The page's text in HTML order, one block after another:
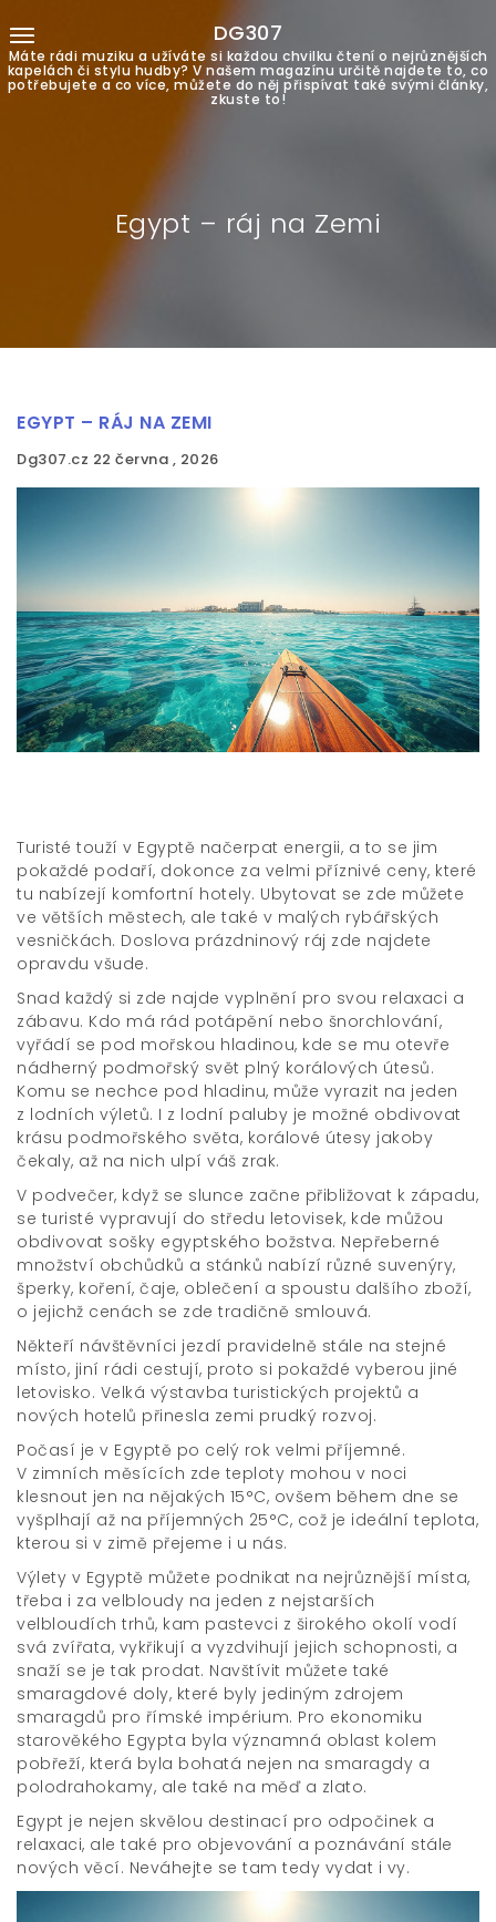
DG307
Máte rádi muziku a užíváte si každou chvilku čtení o nejrůznějších
kapelách či stylu hudby? V našem magazínu určitě najdete to, co
potřebujete a co více, můžete do něj přispívat také svými články,
zkuste to!
Egypt – ráj na Zemi
EGYPT – RÁJ NA ZEMI
Dg307.cz 22 června , 2026
Turisté touží v Egyptě načerpat energii, a to se jim
pokaždé podaří, dokonce za velmi příznivé ceny, které
tu nabízejí komfortní hotely. Ubytovat se zde můžete
ve větších městech, ale také v malých rybářských
vesničkách. Doslova prázdninový ráj zde najdete
opravdu všude.
Snad každý si zde najde vyplnění pro svou relaxaci a
zábavu. Kdo má rád potápění nebo šnorchlování,
vyřádí se pod mořskou hladinou, kde se mu otevře
nádherný podmořský svět plný korálových útesů.
Komu se nechce pod hladinu, může vyrazit na jeden
z lodních výletů. I z lodní paluby je možné obdivovat
krásu podmořského světa, korálové útesy jakoby
čekaly, až na nich ulpí váš zrak.
V podvečer, když se slunce začne přibližovat k západu,
se turisté vypravují do středu letovisek, kde můžou
obdivovat sošky egyptského božstva. Nepřeberné
množství obchůdků a stánků nabízí různé suvenýry,
šperky, koření, čaje, oblečení a spoustu dalšího zboží,
o jejichž cenách se zde tradičně smlouvá.
Někteří návštěvníci jezdí pravidelně stále na stejné
místo, jiní rádi cestují, proto si pokaždé vyberou jiné
letovisko. Velká výstavba turistických projektů a
nových hotelů přinesla zemi prudký rozvoj.
Počasí je v Egyptě po celý rok velmi příjemné.
V zimních měsících zde teploty mohou v noci
klesnout jen na nějakých 15°C, ovšem během dne se
vyšplhají až na příjemných 25°C, což je ideální teplota,
kterou si v zimě přejeme i u nás.
Výlety v Egyptě můžete podnikat na nejrůznější místa,
třeba i za velbloudy na jeden z nejstarších
velbloudích trhů, kam pastevci z širokého okolí vodí
svá zvířata, vykřikují a vyzdvihují jejich schopnosti, a
snaží se je tak prodat. Navštívit můžete také
smaragdové doly, které byly jediným zdrojem
smaragdů pro římské impérium. Pro ekonomiku
starověkého Egypta byla významná oblast kolem
pobřeží, která byla bohatá nejen na smaragdy a
polodrahokamy, ale také na měď a zlato.
Egypt je nejen skvělou destinací pro odpočinek a
relaxaci, ale také pro objevování a poznávání stále
nových věcí. Neváhejte se tam tedy vydat i vy.